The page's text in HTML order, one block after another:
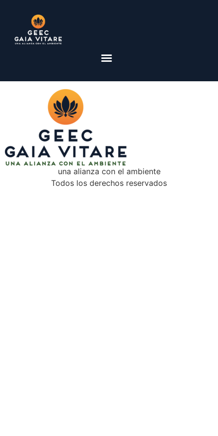
una alianza con el ambiente
Todos los derechos reservados